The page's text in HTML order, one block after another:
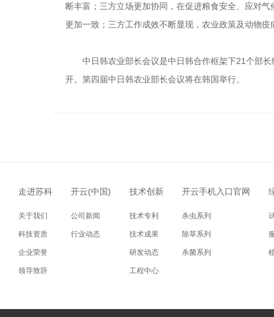
断丰富；三方立场更加协同，在促进粮食安全、应对
更加一致；三方工作成效不断显现，农业政策及动物疫
中日韩农业部长会议是中日韩合作框架下21个部长
开。第四届中日韩农业部长会议将在韩国举行。
走进苏科
关于我们
科技资质
企业荣誉
领导致辞
开云(中国)
公司新闻
行业动态
技术创新
技术专利
技术成果
研发动态
工程中心
开云手机入口官网
杀虫系列
除草系列
杀菌系列